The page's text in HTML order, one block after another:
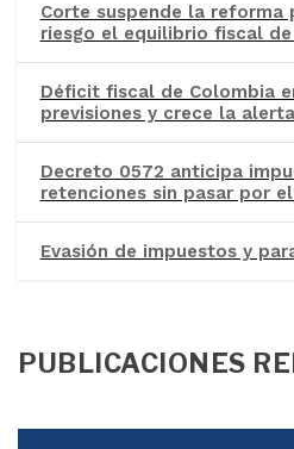
Corte suspende la reforma
riesgo el equilibrio fiscal
Déficit fiscal de Colombia
previsiones y crece la
Decreto 0572 anticipa
retenciones sin pasar por
Evasión de impuestos y
PUBLICACIONES